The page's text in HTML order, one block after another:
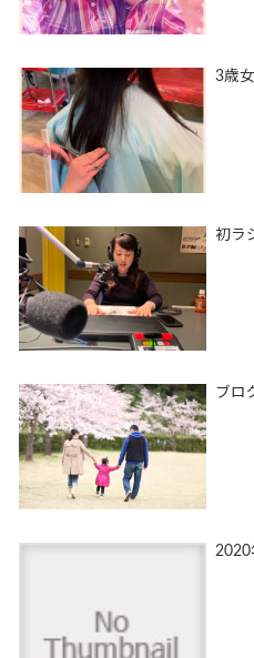
3歳
初ラ
ブロ
2020